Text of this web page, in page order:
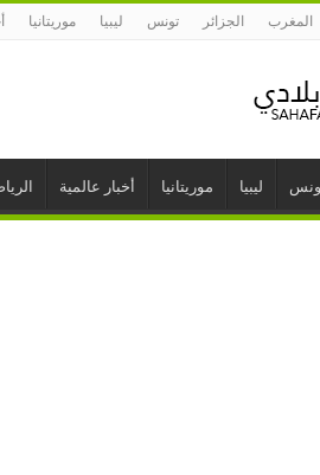
المغرب الجزائر تونس ليبيا موريتانيا
ليبيا موريتانيا أخبار عالمية